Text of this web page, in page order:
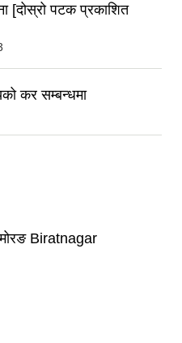
[दोस्रो पटक प्रकाशित
कर सम्बन्धमा
मोरङ Biratnagar